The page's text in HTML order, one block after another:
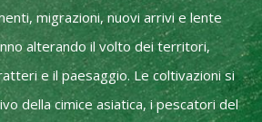
migrazioni, nuovi arrivi e lente
alterando il volto dei territori,
e il paesaggio. Le coltivazioni si
della cimice asiatica, i pescatori del